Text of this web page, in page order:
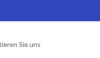
Sie uns